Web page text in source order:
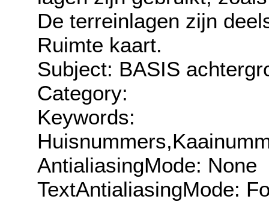
De terreinlagen zijn
Ruimte kaart.
Subject: BASIS
Category:
Keywords:
AntialiasingMode: None
TextAntialiasingMode: